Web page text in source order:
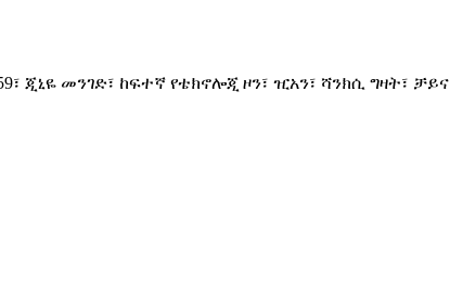
ጂኒዬ መንገድ፣ ከፍተኛ የቴክኖሎጂ ዞን፣ ዢአን፣ ሻንክሲ ግዛት፣ ቻይና